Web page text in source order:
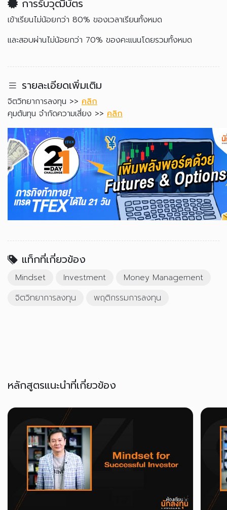
การรับวุฒิบัตร
เข้าเรียนไม่น้อยกว่า 80% ของเวลาเรียนทั้งหมด
และสอบผ่านไม่น้อยกว่า 70% ของคะแนนโดยรวมทั้งหมด
รายละเอียดเพิ่มเติม
จิตวิทยาการลงทุน >> คลิก
คุมต้นทุน จำกัดความเสี่ยง >> คลิก
แท็กที่เกี่ยวข้อง
Mindset Investment
Money Management
จิตวิทยาการลงทุน
พฤติกรรมการลงทุน
หลักสูตรแนะนำที่เกี่ยวข้อง